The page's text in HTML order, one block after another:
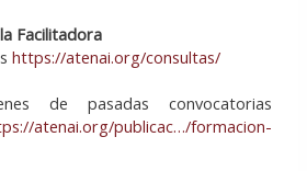
Facilitadora
https://atenai.org/consultas/
de pasadas convocatorias
atenai.org/publicac…/formacion-